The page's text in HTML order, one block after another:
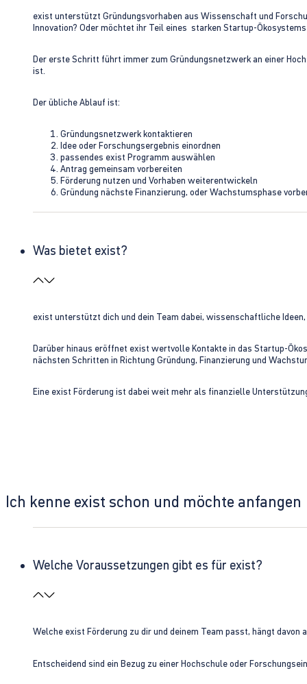
exist unterstützt Gründungsvorhaben aus Wissenschaft und
Innovation? Oder möchtet ihr Teil eines starken Startup-
Der erste Schritt führt immer zum Gründungsnetzwerk an einer
ist.
Der übliche Ablauf ist:
Gründungsnetzwerk kontaktieren
Idee oder Forschungsergebnis einordnen
passendes exist Programm auswählen
Antrag gemeinsam vorbereiten
Förderung nutzen und Vorhaben weiterentwickeln
Gründung nächste Finanzierung, oder Wachstumsphase
Was bietet exist?
exist unterstützt dich und dein Team dabei, wissenschaftliche
Darüber hinaus eröffnet exist wertvolle Kontakte in das Startup-
nächsten Schritten in Richtung Gründung, Finanzierung und
Eine exist Förderung ist dabei weit mehr als finanzielle
Ich kenne exist schon und möchte anfangen
Welche Voraussetzungen gibt es für exist?
Welche exist Förderung zu dir und deinem Team passt, hängt
Entscheidend sind ein Bezug zu einer Hochschule oder